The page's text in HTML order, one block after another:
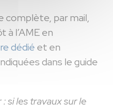
complète, par mail,
l’AME en
dédié et en
dans le guide
si les travaux sur le